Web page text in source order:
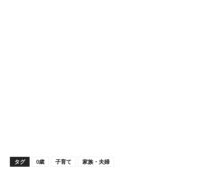
タグ 0歳 子育て 家族・夫婦